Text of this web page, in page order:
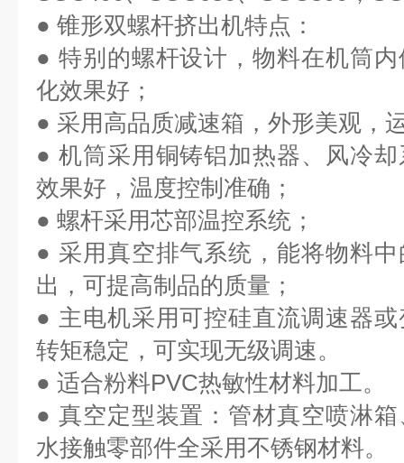
● 锥形双螺杆挤出机特点：
● 特别的螺杆设计，物料在机筒
化效果好；
● 采用高品质减速箱，外形美观，
● 机筒采用铜铸铝加热器、风冷
效果好，温度控制准确；
● 螺杆采用芯部温控系统；
● 采用真空排气系统，能将物料
出，可提高制品的质量；
● 主电机采用可控硅直流调速器
转矩稳定，可实现无级调速。
● 适合粉料PVC热敏性材料加工。
● 真空定型装置：管材真空喷淋
水接触零部件全采用不锈钢材料。